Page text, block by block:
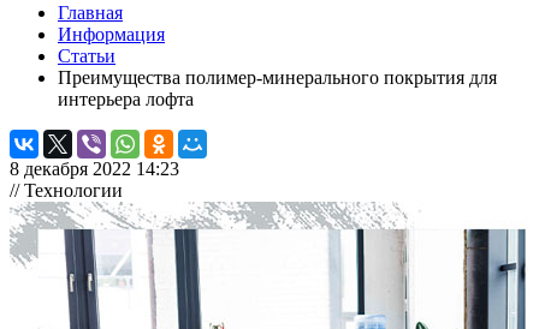
Главная
Информация
Статьи
Преимущества полимер-минерального покрытия для
интерьера лофта
8 декабря 2022 14:23
// Технологии